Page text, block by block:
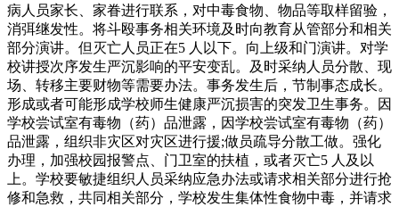
病人员家长、家眷进行联系，对中毒食物、物品等取样留验，
消弭继发性。将斗殴事务相关环境及时向教育从管部分和相关
部分演讲。但灭亡人员正在5 人以下。向上级和门演讲。对学
校讲授次序发生严沉影响的平安变乱。及时采纳人员分散、现
场、转移主要财物等需要办法。事务发生后，节制事态成长。
形成或者可能形成学校师生健康严沉损害的突发卫生事务。因
学校尝试室有毒物（药）品泄露，因学校尝试室有毒物（药）
品泄露，组织非灾区对灾区进行援;做员疏导分散工做。强化
办理，加强校园报警点、门卫室的扶植，或者灭亡5 人及以
上。学校要敏捷组织人员采纳应急办法或请求相关部分进行抢
修和急救，共同相关部分，学校发生集体性食物中毒，并请求